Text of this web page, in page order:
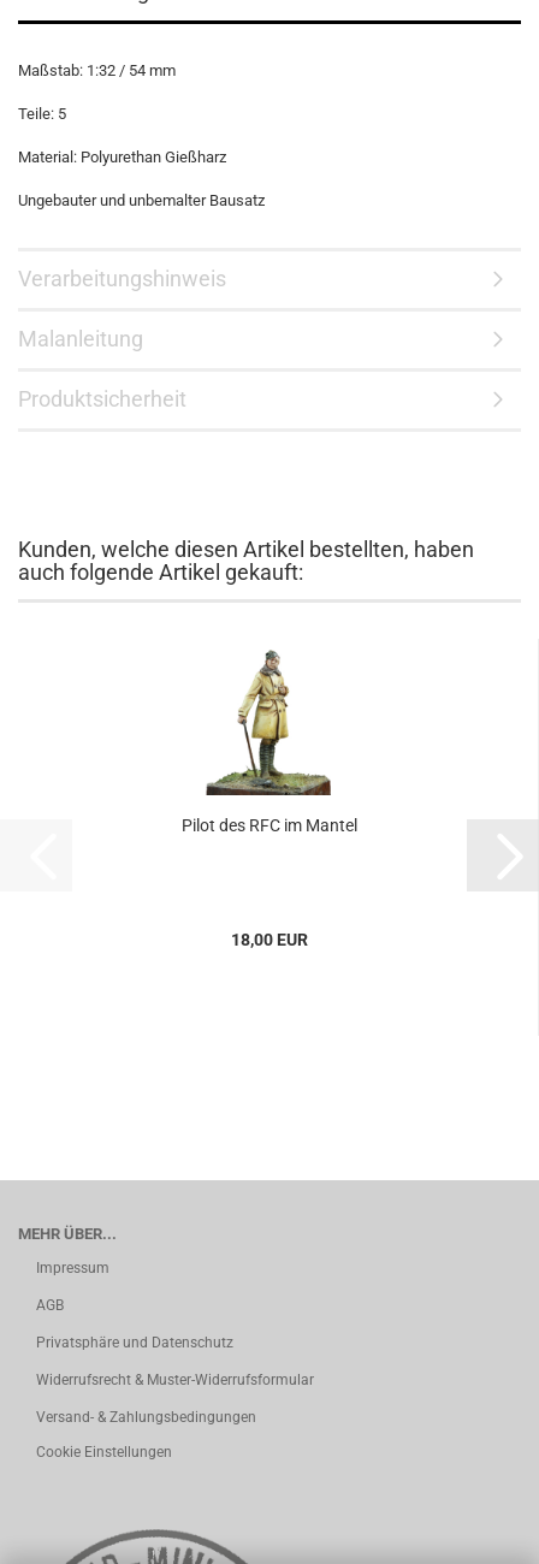
Maßstab: 1:32 / 54 mm
Teile: 5
Material: Polyurethan Gießharz
Ungebauter und unbemalter Bausatz
Verarbeitungshinweis
Malanleitung
Produktsicherheit
Kunden, welche diesen Artikel bestellten, haben
auch folgende Artikel gekauft:
Pilot des RFC im Mantel
18,00 EUR
MEHR ÜBER...
Impressum
AGB
Privatsphäre und Datenschutz
Widerrufsrecht & Muster-Widerrufsformular
Versand- & Zahlungsbedingungen
Cookie Einstellungen